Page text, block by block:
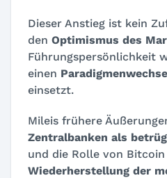
Dieser Anstieg ist kein
den Optimismus des
Führungspersönlichkeit
einen
einsetzt.
Mileis frühere
Zentralbanken als
und die Rolle von
Wiederherstellung der